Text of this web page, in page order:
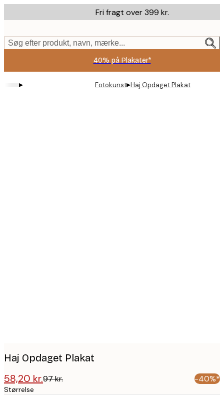
to
content.
Fri fragt over 399 kr.
Søg efter produkt, navn, mærke...
40% på Plakater*
▸ Fotokunst▸Haj Opdaget Plakat
Haj Opdaget Plakat
58,20 kr.97 kr. -40%*
Størrelse